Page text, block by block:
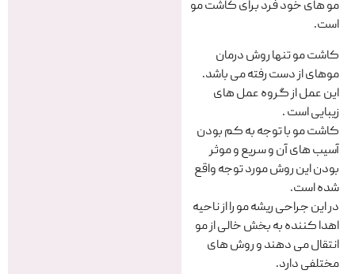
مو های خود فرد برای کاشت مو
است.
کاشت مو تنها روش درمان
موهای از دست رفته می باشد.
این عمل از گروه عمل های
زیبایی است .
کاشت مو با توجه به کم بودن
آسیب های آن و سریع و موثر
بودن این روش مورد توجه واقع
شده است.
در این جراحی ریشه مو را از ناحیه
اهدا کننده به بخش خالی از مو
انتقال می دهند و روش های
مختلفی دارد.